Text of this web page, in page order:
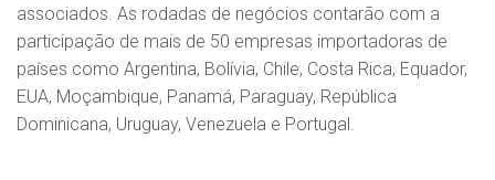
associados. As rodadas de negócios contarão com a
participação de mais de 50 empresas importadoras de
países como Argentina, Bolívia, Chile, Costa Rica, Equador,
EUA, Moçambique, Panamá, Paraguay, República
Dominicana, Uruguay, Venezuela e Portugal.